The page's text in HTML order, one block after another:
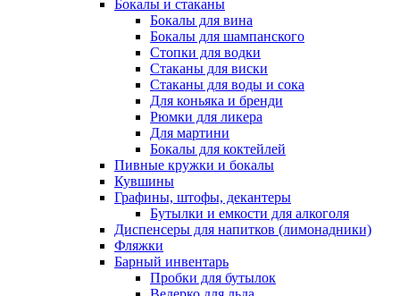
Бокалы и стаканы
Бокалы для вина
Бокалы для шампанского
Стопки для водки
Стаканы для виски
Стаканы для воды и сока
Для коньяка и бренди
Рюмки для ликера
Для мартини
Бокалы для коктейлей
Пивные кружки и бокалы
Кувшины
Графины, штофы, декантеры
Бутылки и емкости для алкоголя
Диспенсеры для напитков (лимонадники)
Фляжки
Барный инвентарь
Пробки для бутылок